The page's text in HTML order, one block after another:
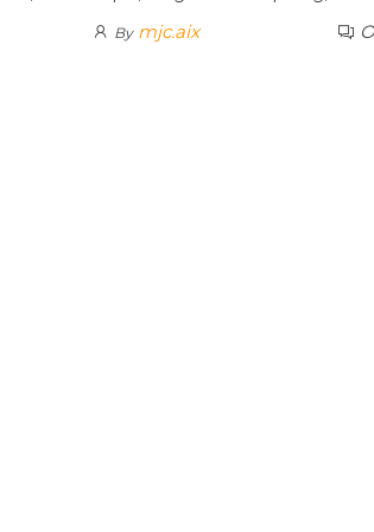
By mjc.aix